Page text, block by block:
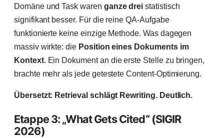
Domäne und Task waren ganze drei statistisch
signifikant besser. Für die reine QA-Aufgabe
funktionierte keine einzige Methode. Was dagegen
massiv wirkte: die Position eines Dokuments im
Kontext. Ein Dokument an die erste Stelle zu bringen,
brachte mehr als jede getestete Content-Optimierung.
Übersetzt: Retrieval schlägt Rewriting. Deutlich.
Etappe 3: „What Gets Cited“ (SIGIR
2026)